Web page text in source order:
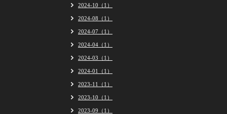
2024-10（1）
2024-08（1）
2024-07（1）
2024-04（1）
2024-03（1）
2024-01（1）
2023-11（1）
2023-10（1）
2023-09（1）